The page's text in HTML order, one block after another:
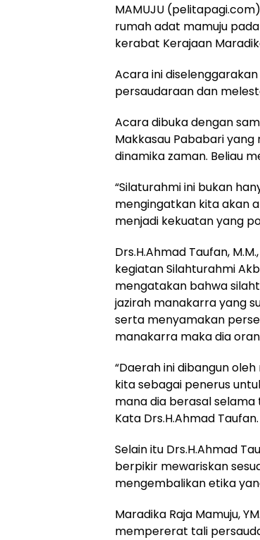
MAMUJU
rumah adat mamuju
kerabat Kerajaan
Acara ini
persaudaraan dan
Acara dibuka dengan
Makkasau Pababari
dinamika zaman. Beliau
“Silaturahmi ini bukan
mengingatkan kita akan
menjadi kekuatan yang
Drs.H.Ahmad Taufan,
kegiatan Silahturahmi
mengatakan bahwa
jazirah manakarra yang
serta menyamakan
manakarra maka dia
“Daerah ini dibangun
kita sebagai penerus
mana dia berasal
Kata Drs.H.Ahmad Taufan.
Selain itu Drs.H.Ahmad
berpikir mewariskan
mengembalikan etika
Maradika Raja Mamuju,
mempererat tali